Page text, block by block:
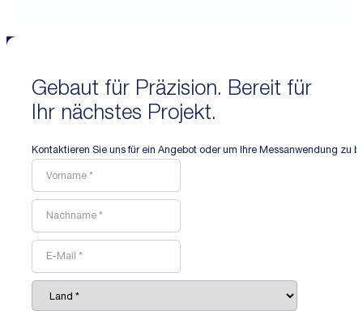
Gebaut für Präzision. Bereit für
Ihr nächstes Projekt.
Kontaktieren Sie uns für ein Angebot oder um Ihre Messanwendung zu